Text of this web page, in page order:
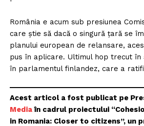
România e acum sub presiunea
care știe să dacă o singură țară se
planului european de relansare,
pus în aplicare. Ultimul hop trecut
în parlamentul finlandez, care a
Acest articol a fost publicat pe
Mediaîn cadrul proiectului
in Romania: Closer to citizens”, un